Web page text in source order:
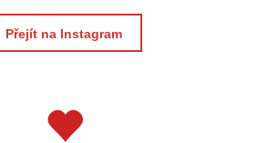
Přejít na Instagram